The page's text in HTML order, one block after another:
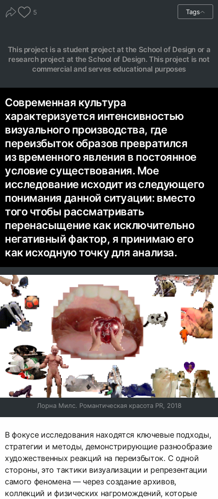
5 Tags
This project is a student project at the School of Design or a
research project at the School of Design. This project is not
commercial and serves educational purposes
Современная культура
характеризуется интенсивностью
визуального производства, где
переизбыток образов превратился
из временного явления в постоянное
условие существования. Мое
исследование исходит из следующего
понимания данной ситуации: вместо
того чтобы рассматривать
перенасыщение как исключительно
негативный фактор, я принимаю его
как исходную точку для анализа.
Лорна Милс. Романтическая красота PR, 2018
В фокусе исследования находятся ключевые подходы,
стратегии и методы, демонстрирующие разнообразие
художественных реакций на переизбыток. С одной
стороны, это тактики визуализации и репрезентации
самого феномена — через создание архивов,
коллекций и физических нагромождений, которые